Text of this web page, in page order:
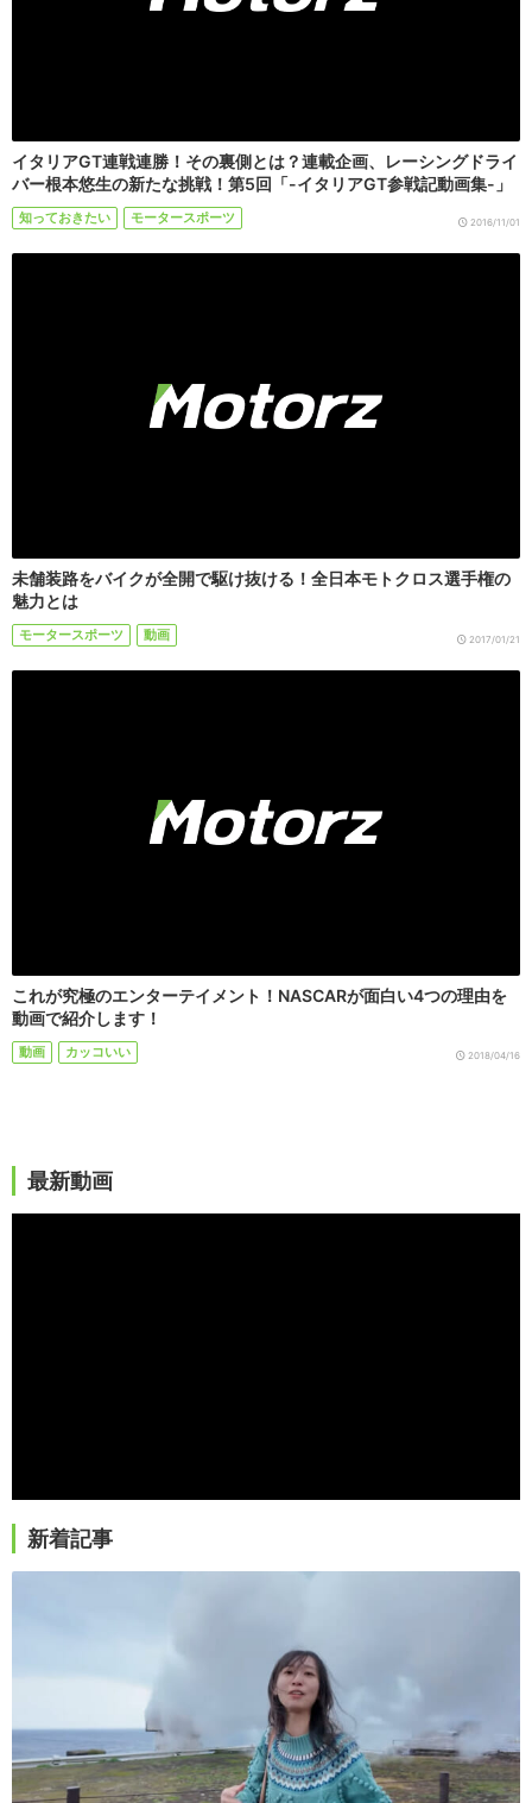
イタリアGT連戦連勝！その裏側とは？連載企画、レーシングドライ
バー根本悠生の新たな挑戦！第5回「-イタリアGT参戦記動画集-」
知っておきたい モータースポーツ 2016/11/01
未舗装路をバイクが全開で駆け抜ける！全日本モトクロス選手権の
魅力とは
モータースポーツ 動画 2017/01/21
これが究極のエンターテイメント！NASCARが面白い4つの理由を
動画で紹介します！
動画 カッコいい 2018/04/16
最新動画
新着記事